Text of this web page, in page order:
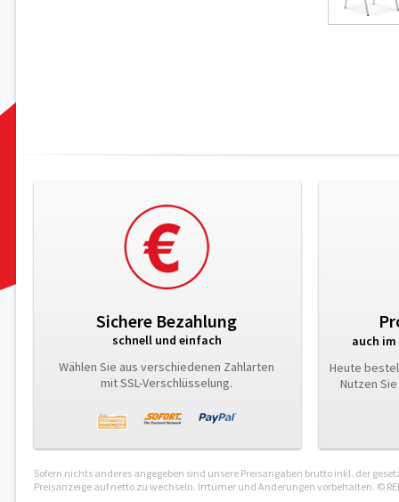
Sichere Bezahlung
schnell und einfach
Wählen Sie aus verschiedenen Zahlarten
mit SSL-Verschlüsselung.
auch
Heute
Nutzen
Sofern nichts anderes angegeben sind unsere Preisangaben brutto inkl. der
Preisanzeige auf netto zu wechseln. Irrtümer und Änderungen vorbehalten. ©